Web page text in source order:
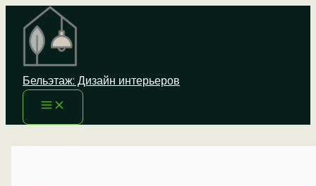
Перейти
содержимому
Бельэтаж: Дизайн интерьеров